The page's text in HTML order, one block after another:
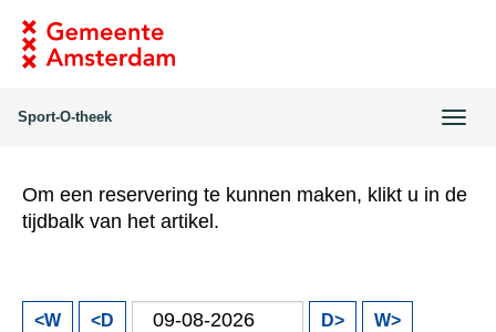
Sport-O-theek
Om een reservering te kunnen maken, klikt u in de
tijdbalk van het artikel.
<W <D D> W>